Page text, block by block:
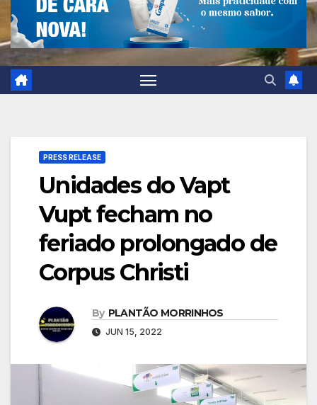
PRESS RELEASE
Unidades do Vapt
Vupt fecham no
feriado prolongado de
Corpus Christi
By PLANTÃO MORRINHOS
JUN 15, 2022